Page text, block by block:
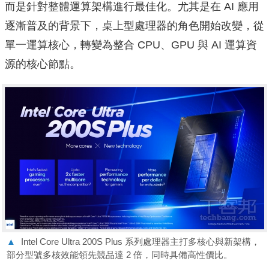
而是針對整體運算架構進行最佳化。尤其是在 AI 應用
逐漸普及的背景下，桌上型處理器的角色開始改變，從
單一運算核心，轉變為整合 CPU、GPU 與 AI 運算資
源的核心節點。
▲
Intel Core Ultra 200S Plus 系列處理器主打多核心與新架構，
部分型號多核效能領先競品達 2 倍，同時具備高性價比。